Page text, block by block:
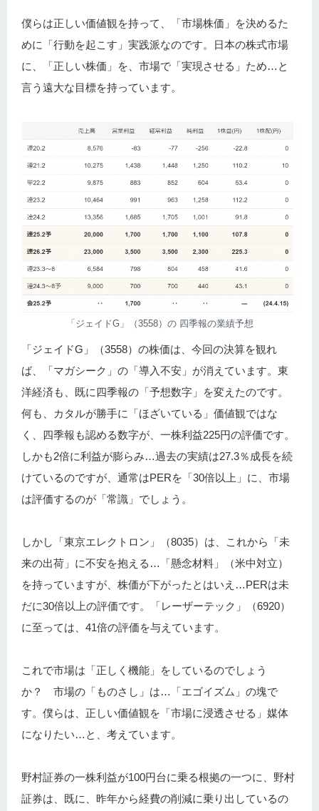
僕らは正しい価値観を持って、「市場株価」を決めるた
めに「行動を起こす」実践派なのです。日本の株式市場
に、「正しい株価」を、市場で「実現させる」ため…と
言う遠大な目標を持っています。
「ジェイドG」（3558）の 四季報の業績予想
「ジェイドG」（3558）の株価は、今回の決算を観れ
ば、「マガシーク」の「導入不安」が消えています。東
洋経済も、既に四季報の「予想数字」を変えたのです。
何も、カタルが勝手に「ほざいている」価値観ではな
く、四季報も認める数字が、一株利益225円の評価です。
しかも2倍に利益が膨らみ…過去の実績は27.3％成長を続
けているのですが、通常はPERを「30倍以上」に、市場
は評価するのが「常識」でしょう。
しかし「東京エレクトロン」（8035）は、これから「未
来の出荷」に不安を抱える…「懸念材料」（米中対立）
を持っていますが、株価が下がったとはいえ…PERは未
だに30倍以上の評価です。「レーザーテック」（6920）
に至っては、41倍の評価を与えています。
これで市場は「正しく機能」をしているのでしょう
か？ 市場の「ものさし」は…「エゴイズム」の塊で
す。僕らは、正しい価値観を「市場に浸透させる」媒体
になりたい…と、考えています。
野村証券の一株利益が100円台に乗る根拠の一つに、野村
証券は、既に、昨年から経費の削減に乗り出しているの